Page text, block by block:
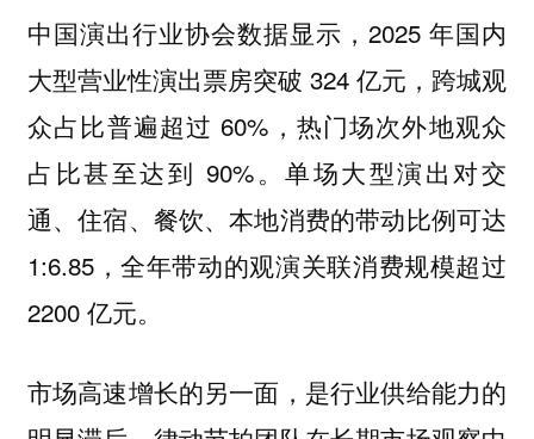
中国演出行业协会数据显示，2025 年国内
大型营业性演出票房突破 324 亿元，跨城观
众占比普遍超过 60%，热门场次外地观众
占比甚至达到 90%。单场大型演出对交
通、住宿、餐饮、本地消费的带动比例可达
1:6.85，全年带动的观演关联消费规模超过
2200 亿元。
市场高速增长的另一面，是行业供给能力的